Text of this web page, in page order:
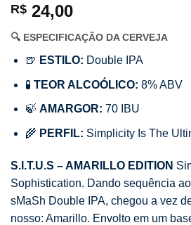
R$ 24,00
🔍 ESPECIFICAÇÃO DA CERVEJA
🍺 ESTILO: Double IPA
🧪 TEOR ALCOÓLICO: 8% ABV
🍃 AMARGOR: 70 IBU
🌾 PERFIL: Simplicity Is The
S.I.T.U.S – AMARILLO EDITION
Sophistication. Dando sequência
sMaSh Double IPA, chegou a vez
nosso: Amarillo. Envolto em um